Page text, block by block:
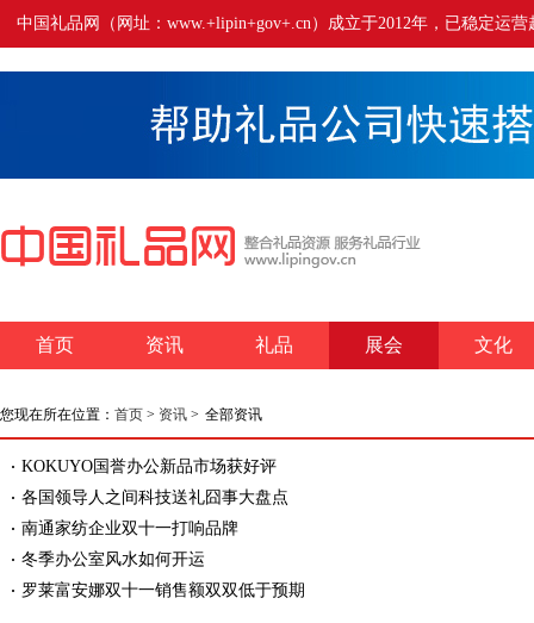
中国礼品网（网址：www.+lipin+gov+.cn）成立于2012年，已稳定运
首页 资讯 礼品 展会 文化
您现在所在位置： 首页 > 资讯 > 全部资讯
KOKUYO国誉办公新品市场获好评
各国领导人之间科技送礼囧事大盘点
南通家纺企业双十一打响品牌
冬季办公室风水如何开运
罗莱富安娜双十一销售额双双低于预期